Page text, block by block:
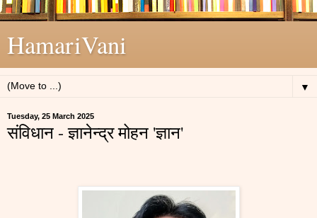
HamariVani
▼
Tuesday, 25 March 2025
संविधान - ज्ञानेन्द्र मोहन 'ज्ञान'